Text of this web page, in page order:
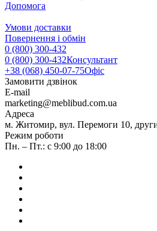
Допомога
Умови доставки
Повернення і обмін
0 (800) 300-432
0 (800) 300-432Консультант
+38 (068) 450-07-75Офіс
Замовити дзвінок
E-mail
marketing@meblibud.com.ua
Адреса
м. Житомир, вул. Перемоги 10,
Режим роботи
Пн. – Пт.: с 9:00 до 18:00